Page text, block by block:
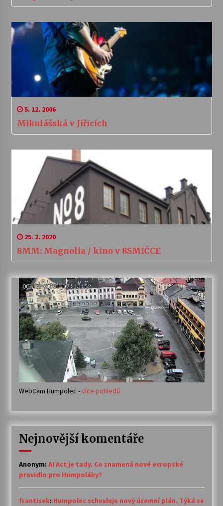
5. 12. 2006
Mikulášská v Jiřicích
25. 2. 2020
8MM: Magnolia / kino v 8SMIČCE
WebCam Humpolec -více pohledů
Nejnovější komentáře
Anonym: AI Act je tady. Co znamená nové evropské
pravidlo pro Humpoláky?
frantisek: Humpolec schvaluje nový územní plán. Týká se